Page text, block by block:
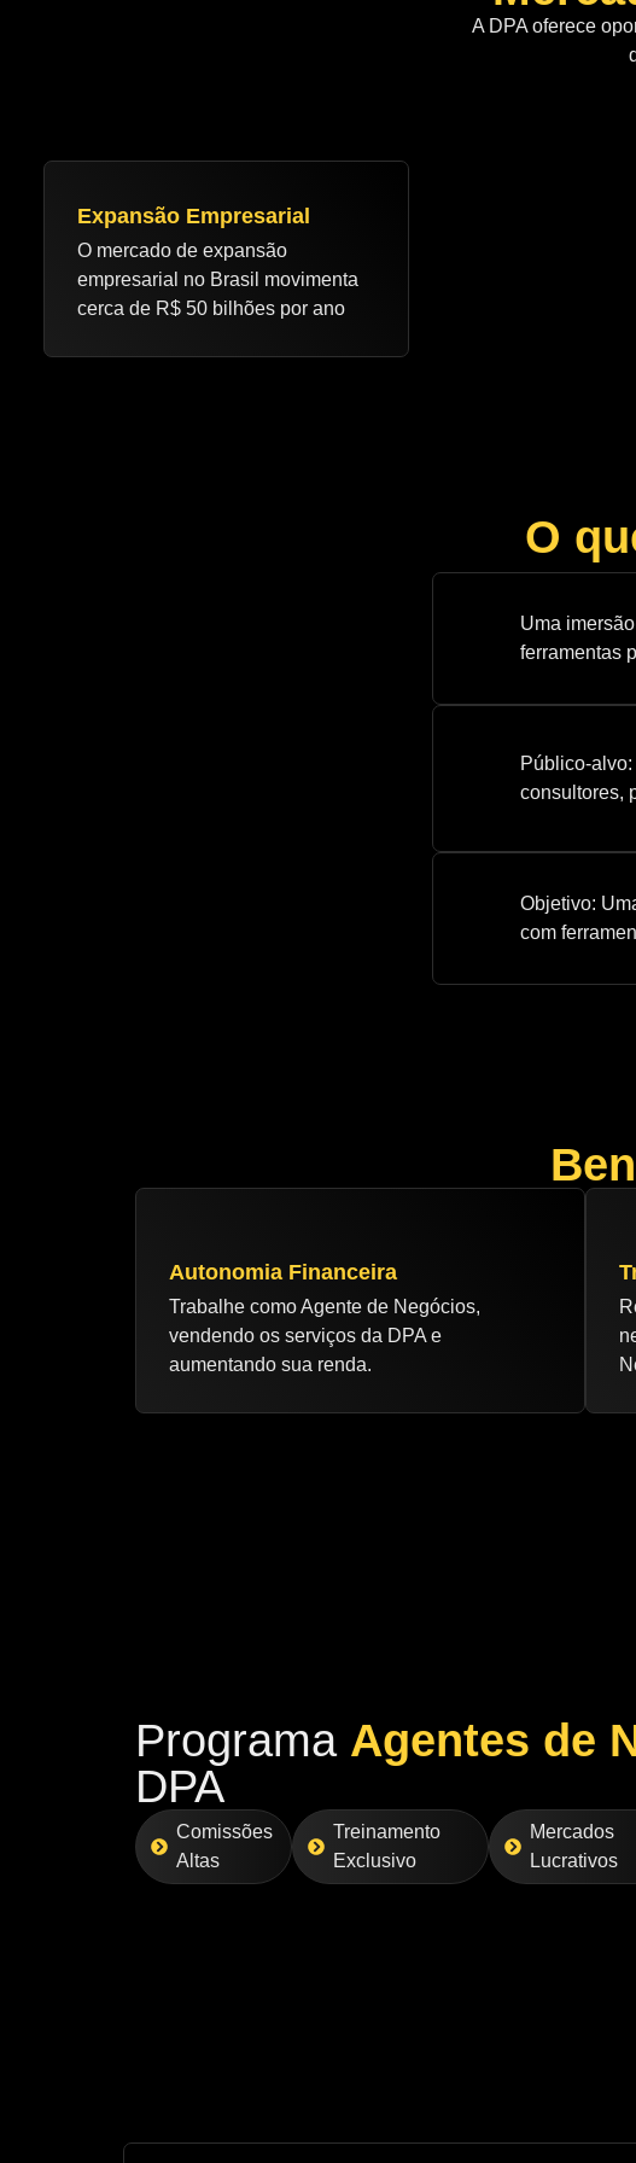
A DPA oferece
Expansão Empresarial
O mercado de expansão
empresarial no Brasil movimenta
cerca de R$ 50 bilhões por ano
O
Uma
ferramentas
Público-
consultores,
Objetivo:
com
Autonomia Financeira
Trabalhe como Agente de Negócios,
vendendo os serviços da DPA e
aumentando sua renda.
Programa Agentes de
DPA
Comissões
Altas
Treinamento
Exclusivo
Mercados
Lucrativos